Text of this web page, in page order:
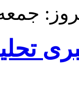
جمعه, ۱۶ مرداد ,